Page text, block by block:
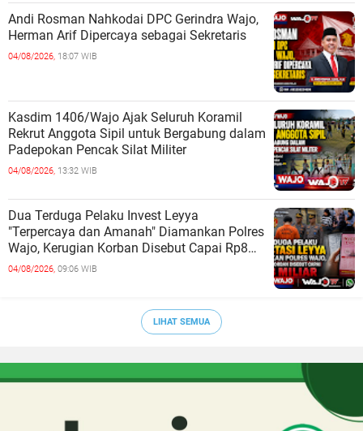
Andi Rosman Nahkodai DPC Gerindra Wajo,
Herman Arif Dipercaya sebagai Sekretaris
04/08/2026, 18:07 WIB
Kasdim 1406/Wajo Ajak Seluruh Koramil
Rekrut Anggota Sipil untuk Bergabung dalam
Padepokan Pencak Silat Militer
04/08/2026, 13:32 WIB
Dua Terduga Pelaku Invest Leyya
"Terpercaya dan Amanah" Diamankan Polres
Wajo, Kerugian Korban Disebut Capai Rp8
Miliar
04/08/2026, 09:06 WIB
LIHAT SEMUA